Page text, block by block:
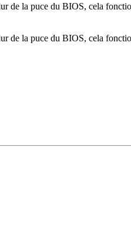
de la puce du BIOS, cela
de la puce du BIOS, cela